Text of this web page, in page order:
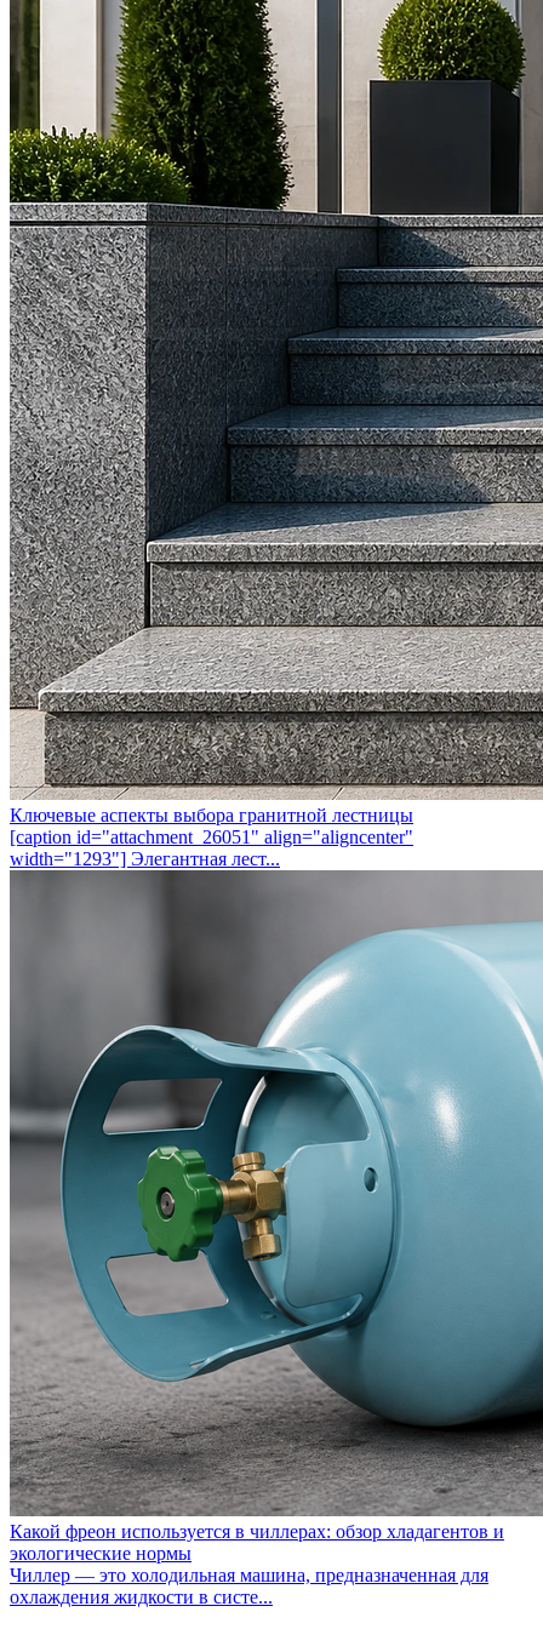
Ключевые аспекты выбора гранитной лестницы
[caption id="attachment_26051" align="aligncenter"
width="1293"] Элегантная лест...
Какой фреон используется в чиллерах: обзор хладагентов и
экологические нормы
Чиллер — это холодильная машина, предназначенная для
охлаждения жидкости в систе...